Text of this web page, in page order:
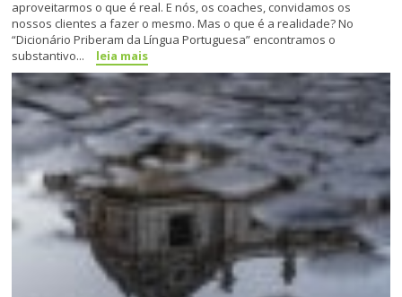
aproveitarmos o que é real. E nós, os coaches, convidamos os
nossos clientes a fazer o mesmo. Mas o que é a realidade? No
“Dicionário Priberam da Língua Portuguesa” encontramos o
substantivo...
leia mais